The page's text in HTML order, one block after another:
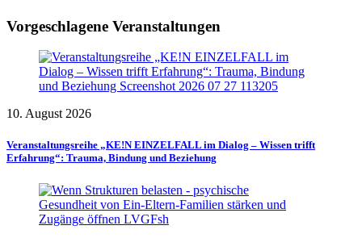
Vorgeschlagene Veranstaltungen
10. August 2026
Veranstaltungsreihe „KE!N EINZELFALL im Dialog – Wissen trifft
Erfahrung“: Trauma, Bindung und Beziehung